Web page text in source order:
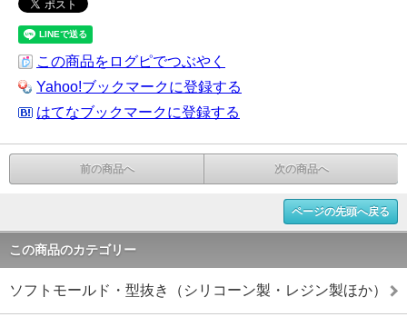
この商品をログピでつぶやく
Yahoo!ブックマークに登録する
はてなブックマークに登録する
前の商品へ 次の商品へ
ページの先頭へ戻る
この商品のカテゴリー
ソフトモールド・型抜き（シリコーン製・レジン製ほか）